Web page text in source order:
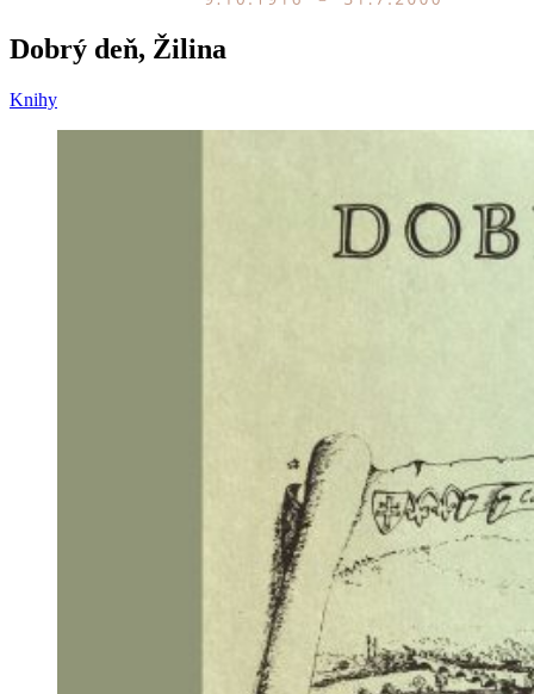
Dobrý deň, Žilina
Knihy